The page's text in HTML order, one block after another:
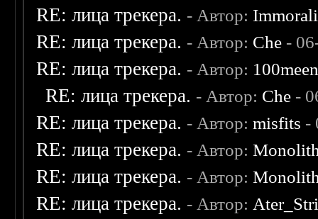
RE: лица трекера. - Автор:
RE: лица трекера. - Автор: Che -
RE: лица трекера. - Автор:
RE: лица трекера. - Автор: Che -
RE: лица трекера. - Автор:misfits -
RE: лица трекера. - Автор:
RE: лица трекера. - Автор:
RE: лица трекера. - Автор: